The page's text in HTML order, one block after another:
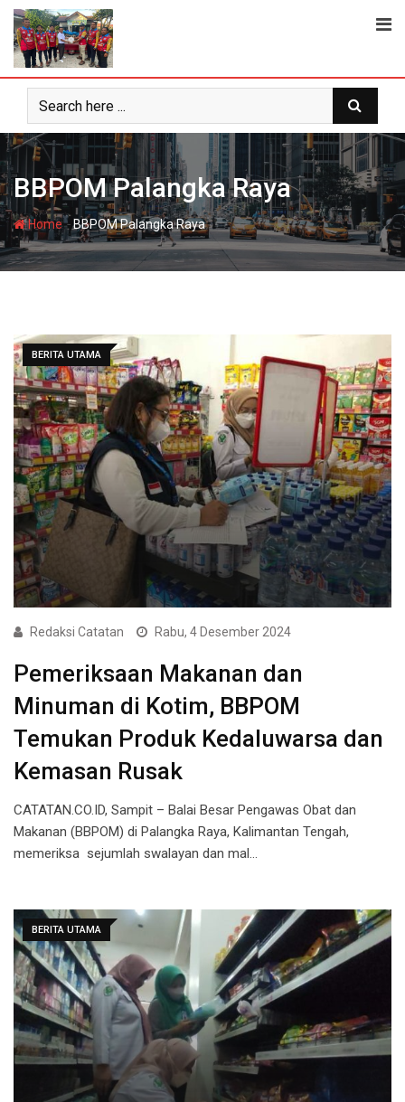
Skip
content
BBPOM Palangka Raya
Home-BBPOM Palangka Raya
BERITA UTAMA
Redaksi Catatan Rabu, 4 Desember 2024
Pemeriksaan Makanan dan
Minuman di Kotim, BBPOM
Temukan Produk Kedaluwarsa dan
Kemasan Rusak
CATATAN.CO.ID, Sampit – Balai Besar Pengawas Obat dan
Makanan (BBPOM) di Palangka Raya, Kalimantan Tengah,
memeriksa sejumlah swalayan dan mal…
BERITA UTAMA